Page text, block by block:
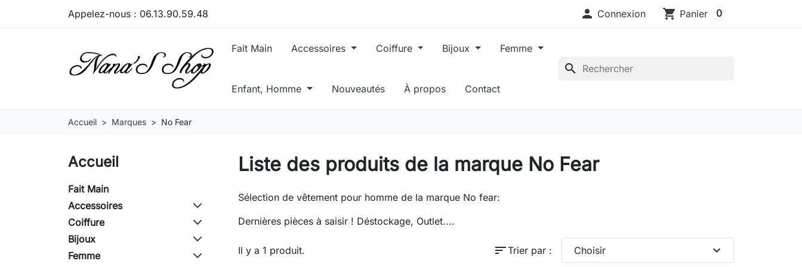
Appelez-nous : 06.13.90.59.48  Connexion shopping_cart Panier 0
Fait Main Accessoires Coiffure Bijoux Femme
Enfant, Homme Nouveautés À propos Contact
search
Accueil Marques No Fear
Accueil
Fait Main
Accessoires
Coiffure
Bijoux
Femme
Liste des produits de la marque No Fear
Sélection de vêtement pour homme de la marque No fear:
Dernières pièces à saisir ! Déstockage, Outlet....
Il y a 1 produit. sortTrier par : Choisir expand_more